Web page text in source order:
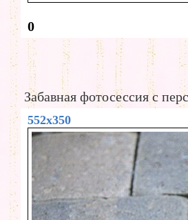
0
Забавная фотосессия с
552x350